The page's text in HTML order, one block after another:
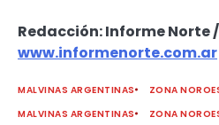
Redacción: Informe Norte /
www.informenorte.com.ar
MALVINAS ARGENTINAS
ZONA
MALVINAS ARGENTINAS
ZONA